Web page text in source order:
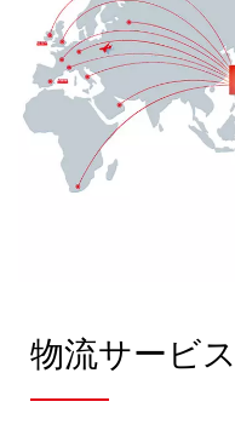
物流サービス